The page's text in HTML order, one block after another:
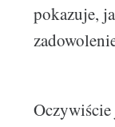
pokazuje,